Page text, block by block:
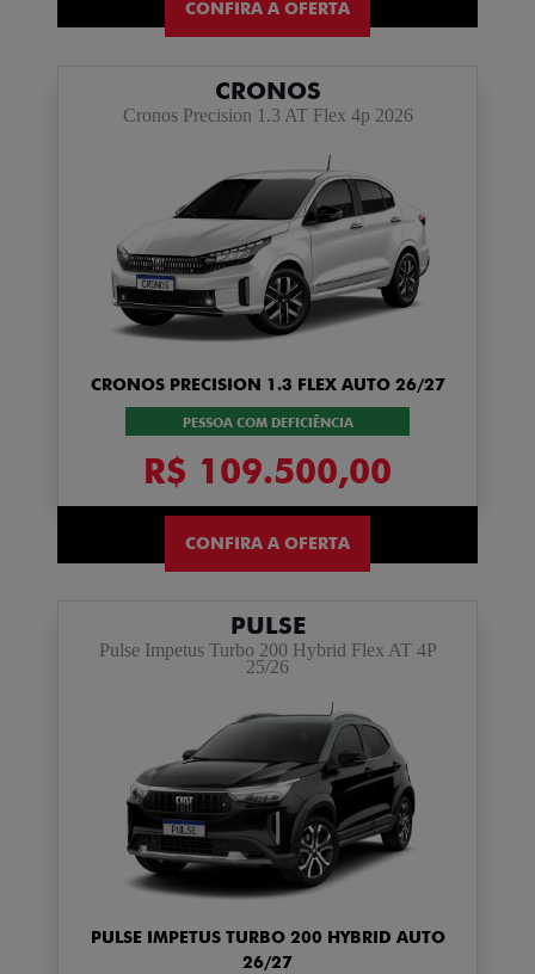
CONFIRA A OFERTA
CRONOS
Cronos Precision 1.3 AT Flex 4p 2026
CRONOS PRECISION 1.3 FLEX AUTO 26/27
PESSOA COM DEFICIÊNCIA
R$ 109.500,00
CONFIRA A OFERTA
PULSE
Pulse Impetus Turbo 200 Hybrid Flex AT 4P
25/26
PULSE IMPETUS TURBO 200 HYBRID AUTO
26/27